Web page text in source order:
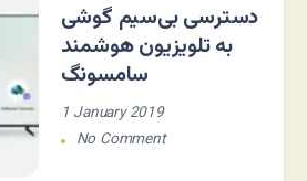
دسترسی بی‌سیم گوشی
به تلویزیون هوشمند
سامسونگ
1 January 2019
No Comment